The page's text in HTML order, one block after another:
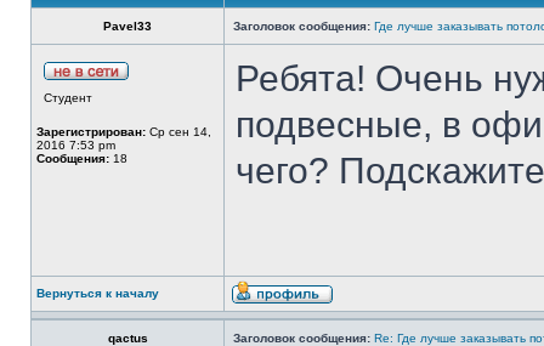
Pavel33 Заголовок сообщения: Где лучше заказывать
Студент
Зарегистрирован: Ср сен 14,
2016 7:53 pm
Сообщения: 18
Ребята! Очень
подвесные, в
чего?
Вернуться к началу
qactus Заголовок сообщения: Re: Где лучше заказывать